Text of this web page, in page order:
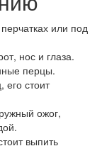
или под
нос и глаза.
перцы.
стоит
ожог,
выпить